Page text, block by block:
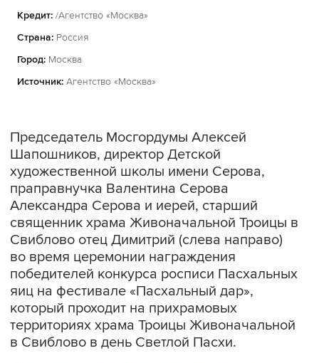
Кредит: /Агентство «Москва»
Страна: Россия
Город: Москва
Источник: Агентство «Москва»
Председатель Мосгордумы Алексей
Шапошников, директор Детской
художественной школы имени Серова,
праправнучка Валентина Серова
Александра Серова и иерей, старший
священник храма Живоначальной Троицы в
Свиблово отец Димитрий (слева направо)
во время церемонии награждения
победителей конкурса росписи Пасхальных
яиц на фестивале «Пасхальный дар»,
который проходит на прихрамовых
территориях храма Троицы Живоначальной
в Свиблово в день Светлой Пасхи.